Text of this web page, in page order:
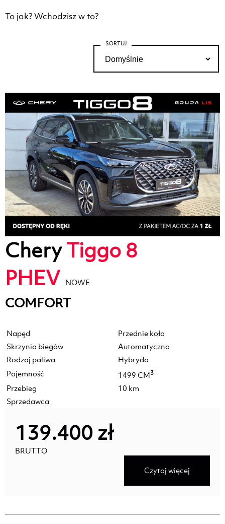
To jak? Wchodzisz w to?
SORTUJ
CheryTiggo 8
PHEV NOWE
COMFORT
Napęd
Przednie koła
Skrzynia biegów
Automatyczna
Rodzaj paliwa
Hybryda
Pojemność
1499 CM3
Przebieg
10 km
Sprzedawca
139.400 zł
BRUTTO
Czytaj więcej